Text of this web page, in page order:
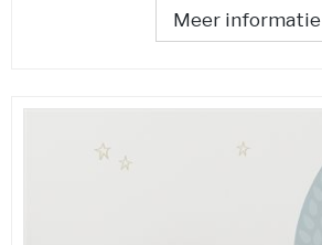
Meer informatie